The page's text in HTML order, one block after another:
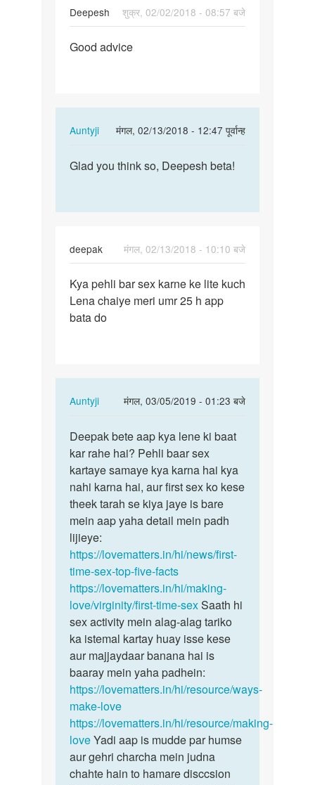
Deepesh
शुक्र, 02/02/2018 - 08:57 बजे
Good
Good advice
Auntyji
मंगल, 02/13/2018 - 12:47 पूर्वान्ह
In
to
by
Glad
so,
Glad you think so, Deepesh beta!
deepak
मंगल, 02/13/2018 - 10:10 बजे
Kya
pehli
bar
Kya pehli bar sex karne ke lite kuch
Lena chaiye meri umr 25 h app
bata do
Auntyji
मंगल, 03/05/2019 - 01:23 बजे
In
to
Kya
pehli
bar
sex
karne
ke…
by
deepak
Deepak
bete
aap
kya
lene
ki…
Deepak bete aap kya lene ki baat
kar rahe hai? Pehli baar sex
kartaye samaye kya karna hai kya
nahi karna hai, aur first sex ko kese
theek tarah se kiya jaye is bare
mein aap yaha detail mein padh
lijieye:
https://lovematters.in/hi/news/first-
time-sex-top-five-facts
https://lovematters.in/hi/making-
love/virginity/first-time-sexSaath hi
sex activity mein alag-alag tariko
ka istemal kartay huay isse kese
aur majjaydaar banana hai is
baaray mein yaha padhein:
https://lovematters.in/hi/resource/ways-
make-love
https://lovematters.in/hi/resource/making-
loveYadi aap is mudde par humse
aur gehri charcha mein judna
chahte hain to hamare disccsion